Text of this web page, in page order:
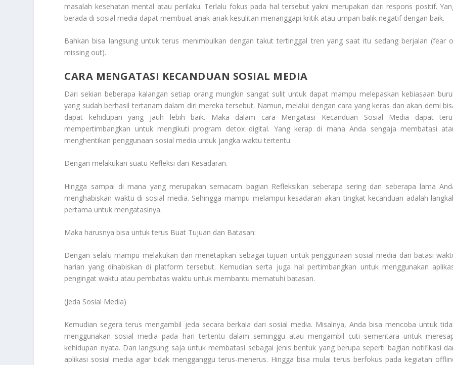
masalah kesehatan mental atau perilaku. Terlalu fokus pada hal tersebut yakni merupakan dari respons positif.
berada di sosial media dapat membuat anak-anak kesulitan menanggapi kritik atau umpan balik negatif dengan baik.
Bahkan bisa langsung untuk terus menimbulkan dengan takut tertinggal tren yang saat itu sedang berjalan (fear
missing out).
CARA MENGATASI KECANDUAN SOSIAL MEDIA
Dari sekian beberapa kalangan setiap orang mungkin sangat sulit untuk dapat mampu melepaskan kebiasaan
yang sudah berhasil tertanam dalam diri mereka tersebut. Namun, melalui dengan cara yang keras dan akan demi
dapat kehidupan yang jauh lebih baik. Maka dalam cara Mengatasi Kecanduan Sosial Media dapat
mempertimbangkan untuk mengikuti program detox digital. Yang kerap di mana Anda sengaja membatasi
menghentikan penggunaan sosial media untuk jangka waktu tertentu.
Dengan melakukan suatu Refleksi dan Kesadaran.
Hingga sampai di mana yang merupakan semacam bagian Refleksikan seberapa sering dan seberapa lama
menghabiskan waktu di sosial media. Sehingga mampu melampui kesadaran akan tingkat kecanduan adalah
pertama untuk mengatasinya.
Maka harusnya bisa untuk terus Buat Tujuan dan Batasan:
Dengan selalu mampu melakukan dan menetapkan sebagai tujuan untuk penggunaan sosial media dan batasi
harian yang dihabiskan di platform tersebut. Kemudian serta juga hal pertimbangkan untuk menggunakan
pengingat waktu atau pembatas waktu untuk membantu mematuhi batasan.
(Jeda Sosial Media)
Kemudian segera terus mengambil jeda secara berkala dari sosial media. Misalnya, Anda bisa mencoba untuk
menggunakan sosial media pada hari tertentu dalam seminggu atau mengambil cuti sementara untuk
kehidupan nyata. Dan langsung saja untuk membatasi sebagai jenis bentuk yang berupa seperti bagian notifikasi
aplikasi sosial media agar tidak mengganggu terus-menerus. Hingga bisa mulai terus berfokus pada kegiatan